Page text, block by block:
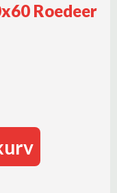
Roedeer